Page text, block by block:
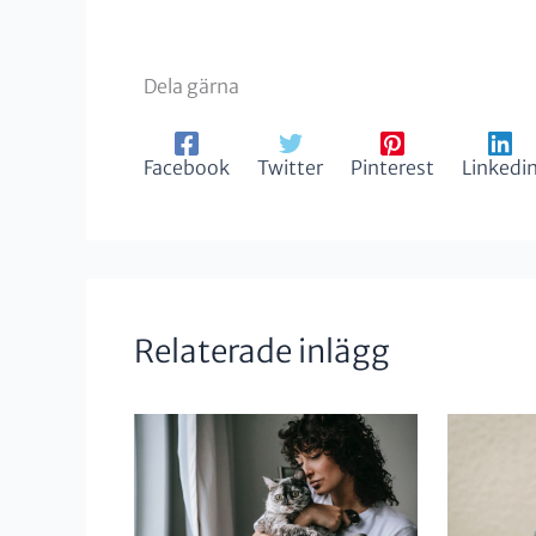
Dela gärna
Facebook Twitter Pinterest
Relaterade inlägg